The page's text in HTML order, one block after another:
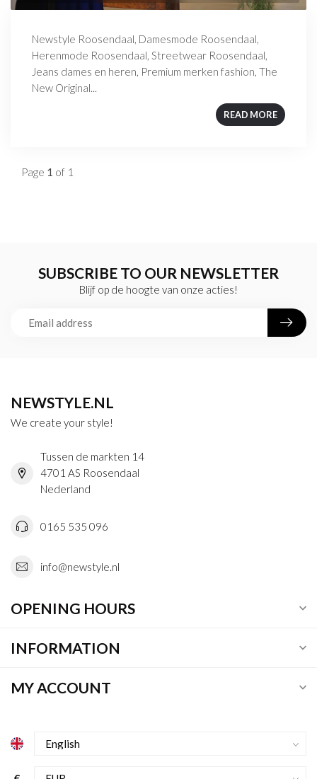
Newstyle Roosendaal, Damesmode Roosendaal,
Herenmode Roosendaal, Streetwear Roosendaal,
Jeans dames en heren, Premium merken fashion, The
New Original...
READ MORE
Page 1 of 1
SUBSCRIBE TO OUR NEWSLETTER
Blijf op de hoogte van onze acties!
NEWSTYLE.NL
We create your style!
Tussen de markten 14
4701 AS Roosendaal
Nederland
0165 535 096
info@newstyle.nl
OPENING HOURS
INFORMATION
MY ACCOUNT